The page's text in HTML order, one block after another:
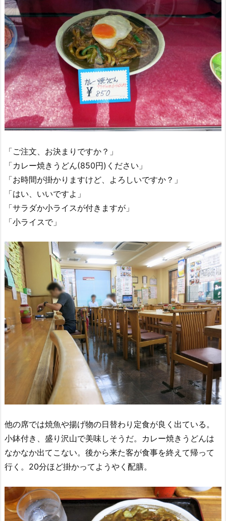
「ご注文、お決まりですか？」
「カレー焼きうどん(850円)ください」
「お時間が掛かりますけど、よろしいですか？」
「はい、いいですよ」
「サラダか小ライスが付きますが」
「小ライスで」
他の席では焼魚や揚げ物の日替わり定食が良く出ている。
小鉢付き、盛り沢山で美味しそうだ。カレー焼きうどんは
なかなか出てこない。後から来た客が食事を終えて帰って
行く。20分ほど掛かってようやく配膳。